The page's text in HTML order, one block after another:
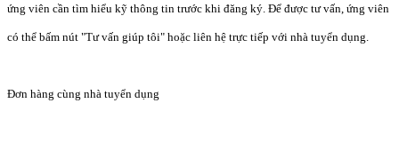
ứng viên cần tìm hiểu kỹ thông tin trước khi đăng ký. Để được tư vấn, ứng viên
có thể bấm nút "Tư vấn giúp tôi" hoặc liên hệ trực tiếp với nhà tuyển dụng.
Đơn hàng cùng nhà tuyển dụng